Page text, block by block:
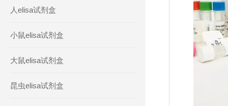
人elisa试剂盒
小鼠elisa试剂盒
大鼠elisa试剂盒
昆虫elisa试剂盒